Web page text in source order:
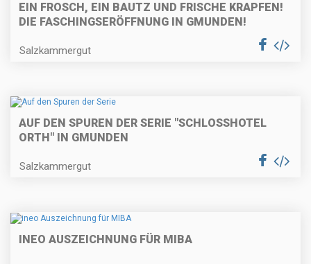
EIN FROSCH, EIN BAUTZ UND FRISCHE KRAPFEN!
DIE FASCHINGSERÖFFNUNG IN GMUNDEN!
Salzkammergut
AUF DEN SPUREN DER SERIE "SCHLOSSHOTEL
ORTH" IN GMUNDEN
Salzkammergut
INEO AUSZEICHNUNG FÜR MIBA